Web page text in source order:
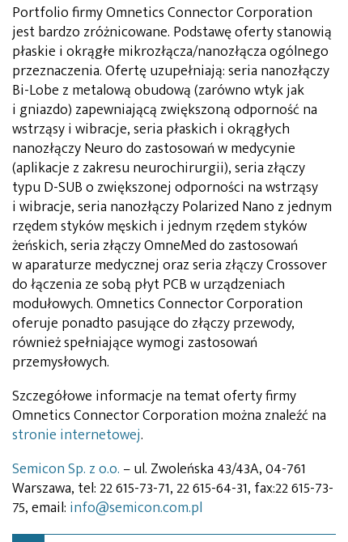
Portfolio firmy Omnetics Connector Corporation
jest bardzo zróżnicowane. Podstawę oferty stanowią
płaskie i okrągłe mikrozłącza/nanozłącza ogólnego
przeznaczenia. Ofertę uzupełniają: seria nanozłączy
Bi-Lobe z metalową obudową (zarówno wtyk jak
i gniazdo) zapewniającą zwiększoną odporność na
wstrząsy i wibracje, seria płaskich i okrągłych
nanozłączy Neuro do zastosowań w medycynie
(aplikacje z zakresu neurochirurgii), seria złączy
typu D-SUB o zwiększonej odporności na wstrząsy
i wibracje, seria nanozłączy Polarized Nano z jednym
rzędem styków męskich i jednym rzędem styków
żeńskich, seria złączy OmneMed do zastosowań
w aparaturze medycznej oraz seria złączy Crossover
do łączenia ze sobą płyt PCB w urządzeniach
modułowych. Omnetics Connector Corporation
oferuje ponadto pasujące do złączy przewody,
również spełniające wymogi zastosowań
przemysłowych.
Szczegółowe informacje na temat oferty firmy
Omnetics Connector Corporation można znaleźć na
stronie internetowej.
Semicon Sp. z o.o. – ul. Zwoleńska 43/43A, 04-761
Warszawa, tel: 22 615-73-71, 22 615-64-31, fax:22 615-73-
75, email: info@semicon.com.pl